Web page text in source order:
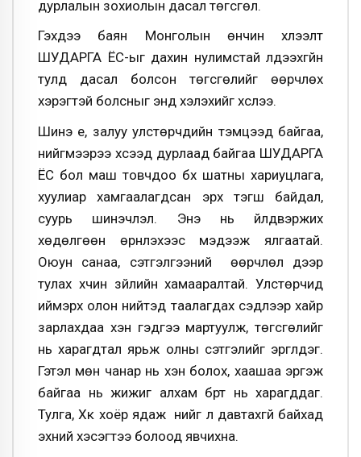
дурлалын зохиолын дасал төгсгөл.
Гэхдээ баян Монголын өнчин хүлээлт
ШУДАРГА ЁС-ыг дахин нулимстай үлдээхгүйн
тулд дасал болсон төгсгөлийг өөрчлөх
хэрэгтэй болсныг энд хэлэхийг хүслээ.
Шинэ үе, залуу улстөрчдийн тэмцээд байгаа,
нийгмээрээ хүсээд дурлаад байгаа ШУДАРГА
ЁС бол маш товчдоо бүх шатны хариуцлага,
хуулиар хамгаалагдсан эрх тэгш байдал,
суурь шинэчлэл. Энэ нь үйлдвэржих
хөдөлгөөн өрнүүлэхээс мэдээж ялгаатай.
Оюун санаа, сэтгэлгээний өөрчлөл дээр
тулах хүчин зүйлийн хамааралтай. Улстөрчид
иймэрхүү олон нийтэд таалагдах сэдлээр хайр
зарлахдаа хэн гэдгээ мартуулж, төгсгөлийг
нь харагдтал ярьж олны сэтгэлийг эргүүлдэг.
Гэтэл мөн чанар нь хэн болох, хаашаа эргэж
байгаа нь жижиг алхам бүрт нь харагддаг.
Тулга, Хүүк хоёр ядаж үүнийг л давтахгүй байхад
эхний хэсэгтээ болоод явчихна.